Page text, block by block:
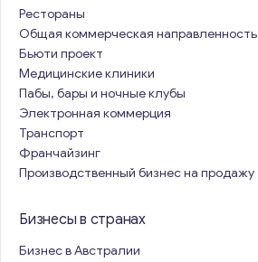
Рестораны
Общая коммерческая направленность
Бьюти проект
Медицинские клиники
Пабы, бары и ночные клубы
Электронная коммерция
Транспорт
Франчайзинг
Производственный бизнес на продажу
Бизнесы в странах
Бизнес в Австралии